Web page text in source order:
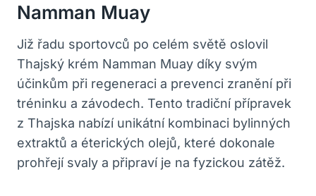
Namman Muay
Již řadu sportovců po celém světě oslovil
Thajský krém Namman Muay díky svým
účinkům při regeneraci a prevenci zranění při
tréninku a závodech. Tento tradiční přípravek
z Thajska nabízí unikátní kombinaci bylinných
extraktů a éterických olejů, které dokonale
prohřejí svaly a připraví je na fyzickou zátěž.